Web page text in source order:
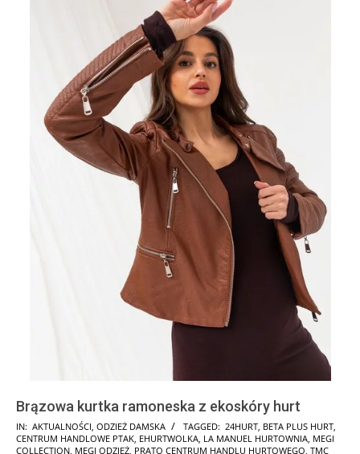
Brązowa kurtka ramoneska z ekoskóry hurt
2025-
12-
IN: AKTUALNOŚCI, ODZIEŻ DAMSKA TAGGED: 24HURT, BETA PLUS HURT,
CENTRUM HANDLOWE PTAK, EHURTWOLKA, LA MANUEL HURTOWNIA, MEGI
COLLECTION, MEGI ODZIEŻ, PRATO CENTRUM HANDLU HURTOWEGO, TMC